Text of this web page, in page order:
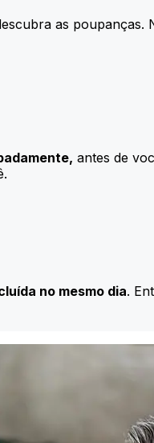
as poupanças.
antes de
no mesmo dia.